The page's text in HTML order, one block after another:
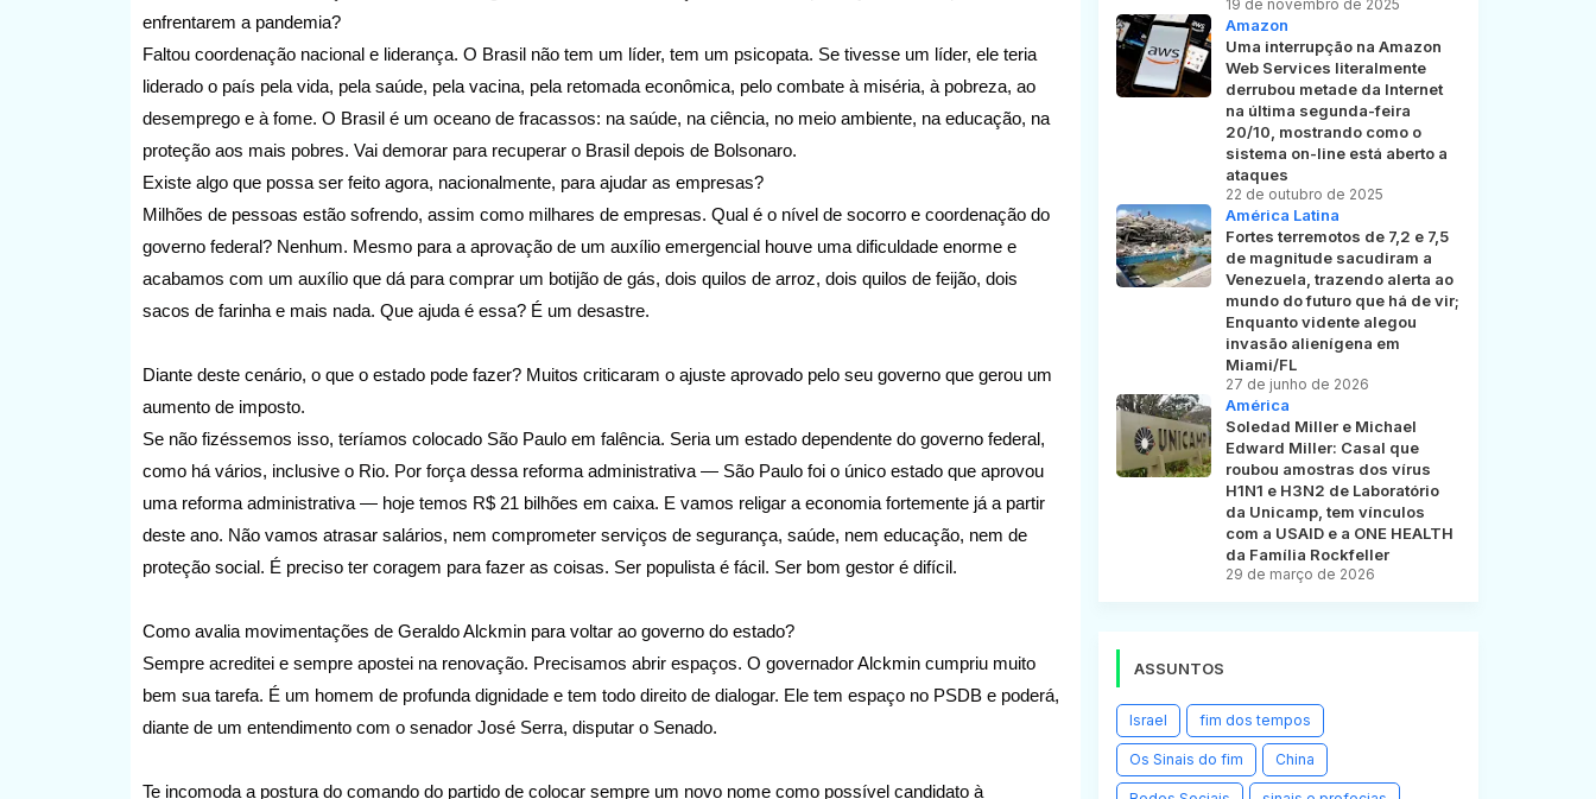
enfrentarem a pandemia?
Faltou coordenação nacional e liderança. O Brasil não tem um líder, tem um psicopata. Se tivesse um líder, ele teria
liderado o país pela vida, pela saúde, pela vacina, pela retomada econômica, pelo combate à miséria, à pobreza, ao
desemprego e à fome. O Brasil é um oceano de fracassos: na saúde, na ciência, no meio ambiente, na educação, na
proteção aos mais pobres. Vai demorar para recuperar o Brasil depois de Bolsonaro.
Existe algo que possa ser feito agora, nacionalmente, para ajudar as empresas?
Milhões de pessoas estão sofrendo, assim como milhares de empresas. Qual é o nível de socorro e coordenação do
governo federal? Nenhum. Mesmo para a aprovação de um auxílio emergencial houve uma dificuldade enorme e
acabamos com um auxílio que dá para comprar um botijão de gás, dois quilos de arroz, dois quilos de feijão, dois
sacos de farinha e mais nada. Que ajuda é essa? É um desastre.
Diante deste cenário, o que o estado pode fazer? Muitos criticaram o ajuste aprovado pelo seu governo que gerou um
aumento de imposto.
Se não fizéssemos isso, teríamos colocado São Paulo em falência. Seria um estado dependente do governo federal,
como há vários, inclusive o Rio. Por força dessa reforma administrativa — São Paulo foi o único estado que aprovou
uma reforma administrativa — hoje temos R$ 21 bilhões em caixa. E vamos religar a economia fortemente já a partir
deste ano. Não vamos atrasar salários, nem comprometer serviços de segurança, saúde, nem educação, nem de
proteção social. É preciso ter coragem para fazer as coisas. Ser populista é fácil. Ser bom gestor é difícil.
Como avalia movimentações de Geraldo Alckmin para voltar ao governo do estado?
Sempre acreditei e sempre apostei na renovação. Precisamos abrir espaços. O governador Alckmin cumpriu muito
bem sua tarefa. É um homem de profunda dignidade e tem todo direito de dialogar. Ele tem espaço no PSDB e poderá,
diante de um entendimento com o senador José Serra, disputar o Senado.
Te incomoda a postura do comando do partido de colocar sempre um novo nome como possível candidato à
19 de novembro de 2025
Amazon
Uma interrupção na Amazon
Web Services literalmente
derrubou metade da Internet
na última segunda-feira
20/10, mostrando como o
sistema on-line está aberto a
ataques
22 de outubro de 2025
América Latina
Fortes terremotos de 7,2 e 7,5
de magnitude sacudiram a
Venezuela, trazendo alerta ao
mundo do futuro que há de vir;
Enquanto vidente alegou
invasão alienígena em
Miami/FL
27 de junho de 2026
América
Soledad Miller e Michael
Edward Miller: Casal que
roubou amostras dos vírus
H1N1 e H3N2 de Laboratório
da Unicamp, tem vínculos
com a USAID e a ONE HEALTH
da Família Rockfeller
29 de março de 2026
ASSUNTOS
Israel fim dos tempos
Os Sinais do fim China